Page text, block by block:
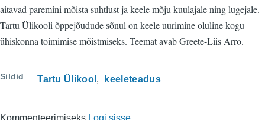
aitavad paremini mõista suhtlust ja keele mõju kuulajale ning lugejale.
Tartu Ülikooli õppejõudude sõnul on keele uurimine oluline kogu
ühiskonna toimimise mõistmiseks. Teemat avab Greete-Liis Arro.
Sildid Tartu Ülikool keeleteadus
Kommenteerimiseks Logi sisse